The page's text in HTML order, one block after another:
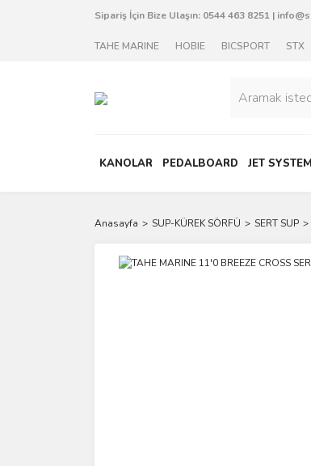
Sipariş İçin Bize Ulaşın: 0544 463 8251 |
TAHE MARINE HOBIE BICSPORT STX
KANOLAR PEDALBOARD JET
Anasayfa SUP-KÜREK SÖRFÜ SERT SUP